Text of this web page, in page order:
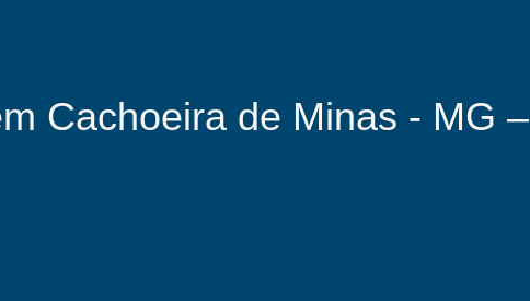
Cachoeira de Minas - MG –